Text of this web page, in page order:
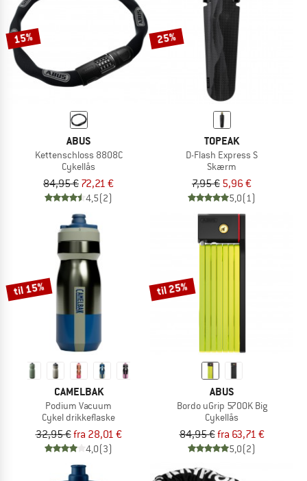
15%
ABUS
Kettenschloss 8808C
Cykellås
84,95 € 72,21 €
4,5(2)
25%
TOPEAK
D-Flash Express S
Skærm
7,95 € 5,96 €
5,0(1)
til 15%
CAMELBAK
Podium Vacuum
Cykel drikkeflaske
32,95 €fra 28,01 €
4,0(3)
til 25%
ABUS
Bordo uGrip 5700K Big
Cykellås
84,95 €fra 63,71 €
5,0(2)